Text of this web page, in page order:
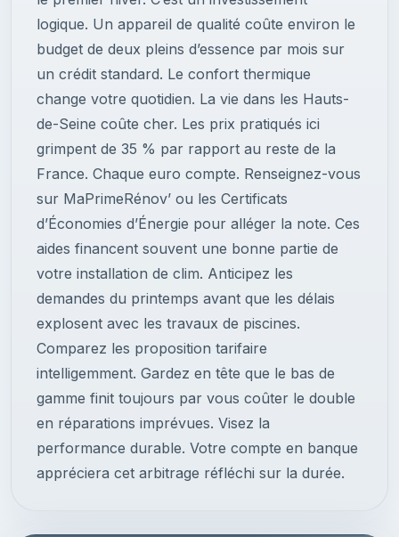
logique. Un appareil de qualité coûte environ le
budget de deux pleins d’essence par mois sur
un crédit standard. Le confort thermique
change votre quotidien. La vie dans les Hauts-
de-Seine coûte cher. Les prix pratiqués ici
grimpent de 35 % par rapport au reste de la
France. Chaque euro compte. Renseignez-vous
sur MaPrimeRénov’ ou les Certificats
d’Économies d’Énergie pour alléger la note. Ces
aides financent souvent une bonne partie de
votre installation de clim. Anticipez les
demandes du printemps avant que les délais
explosent avec les travaux de piscines.
Comparez les proposition tarifaire
intelligemment. Gardez en tête que le bas de
gamme finit toujours par vous coûter le double
en réparations imprévues. Visez la
performance durable. Votre compte en banque
appréciera cet arbitrage réfléchi sur la durée.